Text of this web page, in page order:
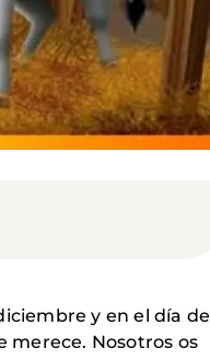
y en el día de
merece. Nosotros os